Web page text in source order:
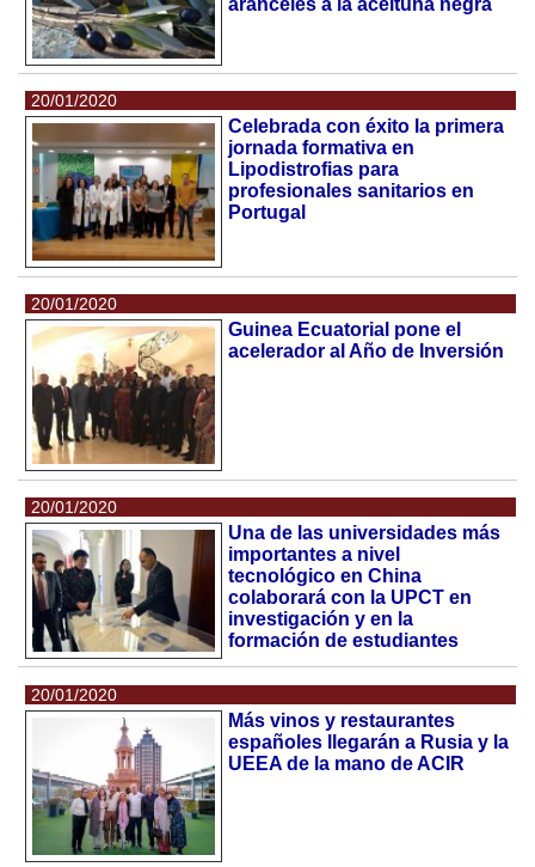
20/01/2020
Celebrada con éxito la primera
jornada formativa en
Lipodistrofias para
profesionales sanitarios en
Portugal
20/01/2020
Guinea Ecuatorial pone el
acelerador al Año de Inversión
20/01/2020
Una de las universidades más
importantes a nivel
tecnológico en China
colaborará con la UPCT en
investigación y en la
formación de estudiantes
20/01/2020
Más vinos y restaurantes
españoles llegarán a Rusia y la
UEEA de la mano de ACIR